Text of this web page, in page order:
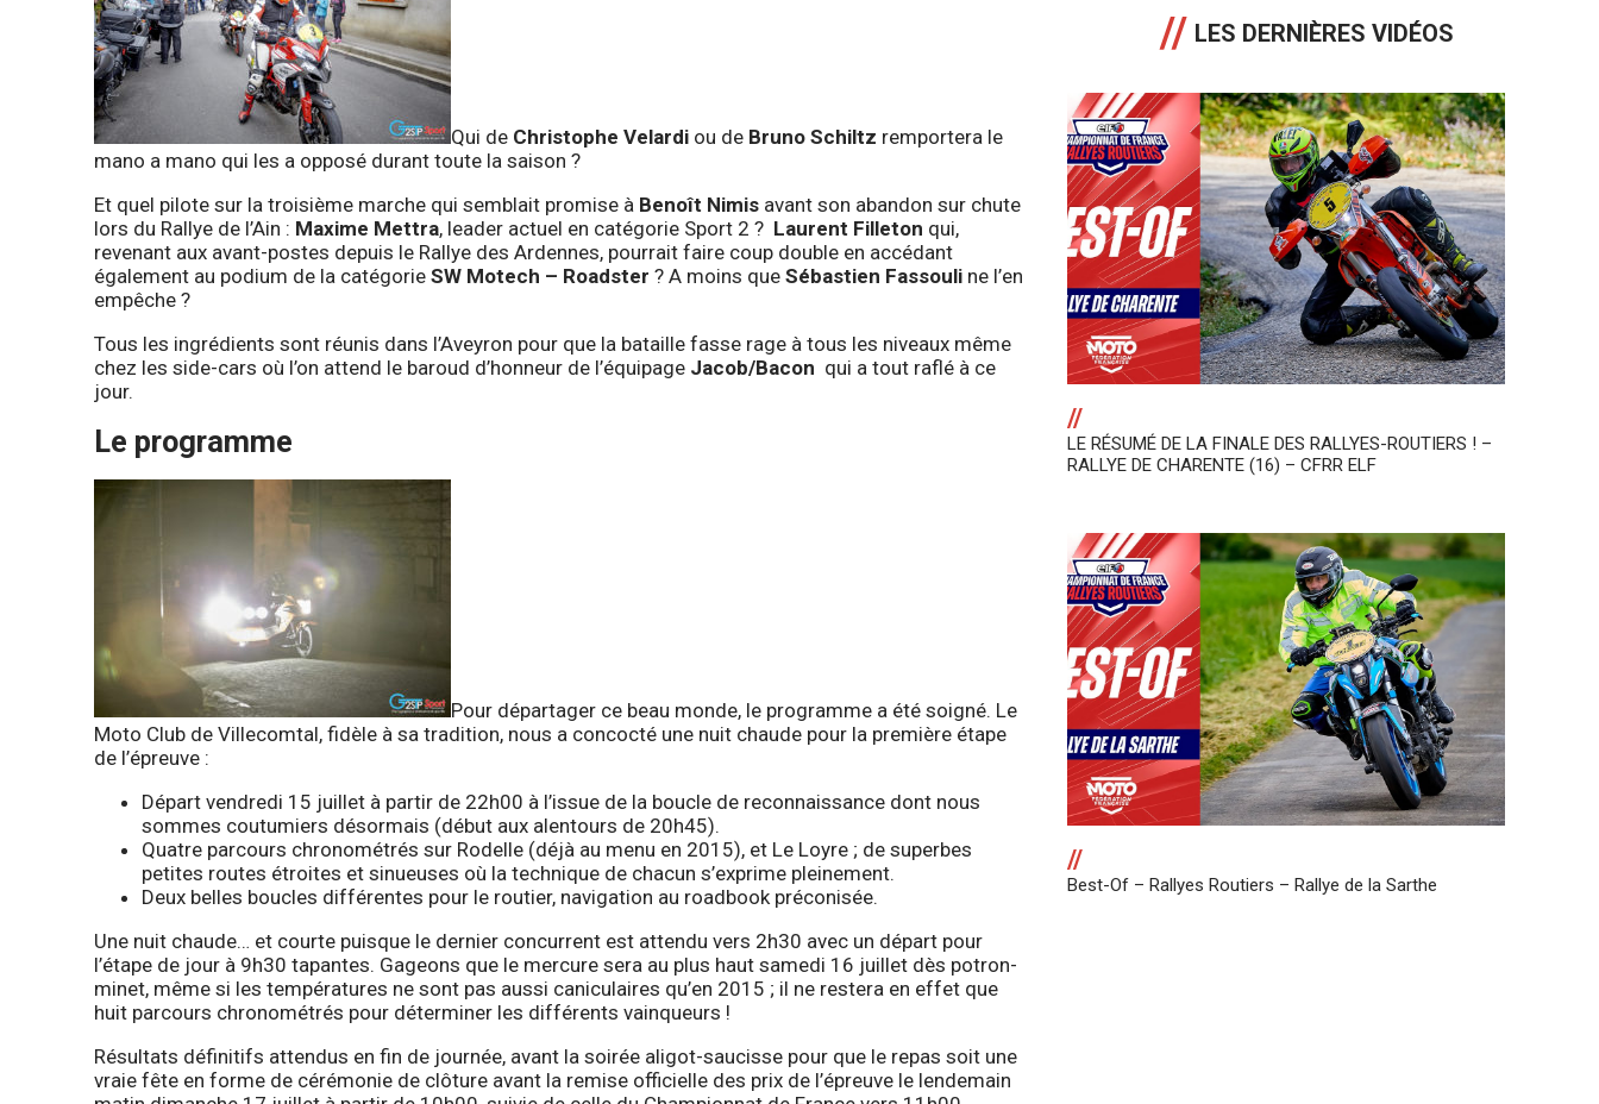
Qui de Christophe Velardi ou de Bruno Schiltz remportera le
mano a mano qui les a opposé durant toute la saison ?
Et quel pilote sur la troisième marche qui semblait promise à Benoît Nimis avant son abandon sur chute
lors du Rallye de l’Ain : Maxime Mettra, leader actuel en catégorie Sport 2 ? Laurent Filleton qui,
revenant aux avant-postes depuis le Rallye des Ardennes, pourrait faire coup double en accédant
également au podium de la catégorie SW Motech – Roadster ? A moins que Sébastien Fassouli ne l’en
empêche ?
Tous les ingrédients sont réunis dans l’Aveyron pour que la bataille fasse rage à tous les niveaux même
chez les side-cars où l’on attend le baroud d’honneur de l’équipage Jacob/Bacon qui a tout raflé à ce
jour.
Le programme
Pour départager ce beau monde, le programme a été soigné. Le
Moto Club de Villecomtal, fidèle à sa tradition, nous a concocté une nuit chaude pour la première étape
de l’épreuve :
Départ vendredi 15 juillet à partir de 22h00 à l’issue de la boucle de reconnaissance dont nous
sommes coutumiers désormais (début aux alentours de 20h45).
Quatre parcours chronométrés sur Rodelle (déjà au menu en 2015), et Le Loyre ; de superbes
petites routes étroites et sinueuses où la technique de chacun s’exprime pleinement.
Deux belles boucles différentes pour le routier, navigation au roadbook préconisée.
Une nuit chaude… et courte puisque le dernier concurrent est attendu vers 2h30 avec un départ pour
l’étape de jour à 9h30 tapantes. Gageons que le mercure sera au plus haut samedi 16 juillet dès potron-
minet, même si les températures ne sont pas aussi caniculaires qu’en 2015 ; il ne restera en effet que
huit parcours chronométrés pour déterminer les différents vainqueurs !
Résultats définitifs attendus en fin de journée, avant la soirée aligot-saucisse pour que le repas soit une
vraie fête en forme de cérémonie de clôture avant la remise officielle des prix de l’épreuve le lendemain
LES DERNIÈRES VIDÉOS
//
LE RÉSUMÉ DE LA FINALE DES RALLYES-ROUTIERS ! –
RALLYE DE CHARENTE (16) – CFRR ELF
//
Best-Of – Rallyes Routiers – Rallye de la Sarthe